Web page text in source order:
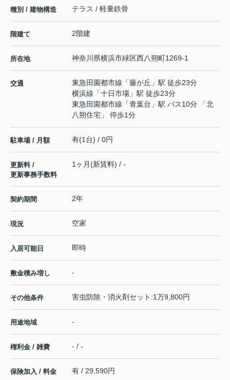
種別 / 建物構造 テラス / 軽量鉄骨
階建て 2階建
所在地 神奈川県横浜市緑区西八朔町1269-1
交通 東急田園都市線 「藤が丘 」駅 徒歩23分
横浜線 「十日市場 」駅 徒歩23分
東急田園都市線 「青葉台 」駅 バス10分 「北
八朔住宅」 停歩1分
駐車場 / 月額 有(1台) / 0円
更新料 /
更新事務手数料
1ヶ月(新賃料) / -
契約期間 2年
現況 空家
入居可能日 即時
敷金積み増し -
その他条件 害虫防除・消火剤セット:1万9,800円
用途地域 -
権利金 / 雑費 - / -
保険加入 / 料金 有 / 29,590円